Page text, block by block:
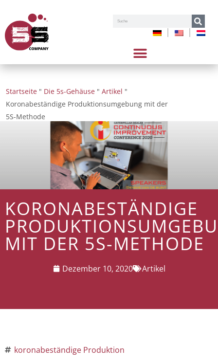
Suche
Startseite " Die 5s-Gehäuse " Artikel "
Koronabeständige Produktionsumgebung mit der
5S-Methode
KORONABESTÄNDIGE
MIT DER 5S-METHODE
Dezember 10, 2020 Artikel
koronabeständige Produktion